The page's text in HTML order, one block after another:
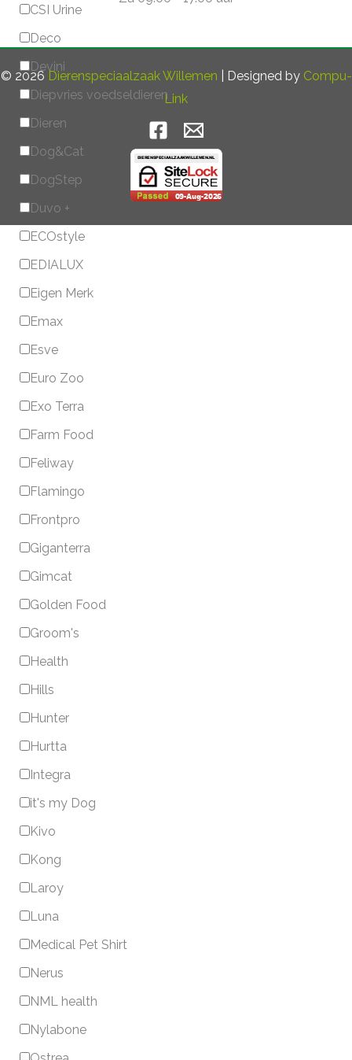
CSI Urine
Deco
Devini
Diepvries voedseldieren
Dieren
Dog&Cat
DogStep
Duvo +
ECOstyle
EDIALUX
Eigen Merk
Emax
Esve
Euro Zoo
Exo Terra
Farm Food
Feliway
Flamingo
Frontpro
Giganterra
Gimcat
Golden Food
Groom's
Health
Hills
Hunter
Hurtta
Integra
it's my Dog
Kivo
Kong
Laroy
Luna
Medical Pet Shirt
Nerus
NML health
Nylabone
© 2026 Dierenspeciaalzaak Willemen | Designed by Compu-
Link